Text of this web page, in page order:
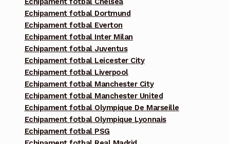
Echipament fotbal Dortmund
Echipament fotbal Everton
Echipament fotbal Inter Milan
Echipament fotbal Juventus
Echipament fotbal Leicester City
Echipament fotbal Liverpool
Echipament fotbal Manchester City
Echipament fotbal Manchester United
Echipament fotbal Olympique De Marseille
Echipament fotbal Olympique Lyonnais
Echipament fotbal PSG